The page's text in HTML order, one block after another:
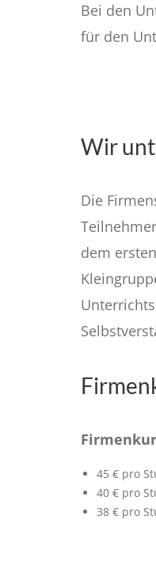
Bei den
für den
Wir
Die
dem
45 € pro
40 € pro
38 € pro